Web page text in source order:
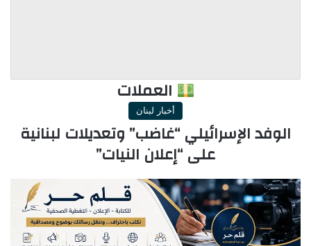
العملات
أخبار لبنان
الوفد الإسرائيلي “غاضب” وتعديلات لبنانية
على “إعلان النيات”